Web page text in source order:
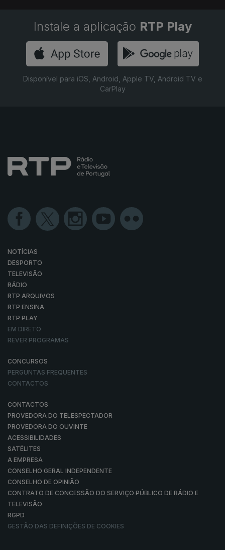
Instale a aplicação RTP Play
Disponível para iOS, Android, Apple TV, Android TV e
CarPlay
NOTÍCIAS
DESPORTO
TELEVISÃO
RÁDIO
RTP ARQUIVOS
RTP ENSINA
RTP PLAY
EM DIRETO
REVER PROGRAMAS
CONCURSOS
PERGUNTAS FREQUENTES
CONTACTOS
CONTACTOS
PROVEDORA DO TELESPECTADOR
PROVEDORA DO OUVINTE
ACESSIBILIDADES
SATÉLITES
A EMPRESA
CONSELHO GERAL INDEPENDENTE
CONSELHO DE OPINIÃO
CONTRATO DE CONCESSÃO DO SERVIÇO PÚBLICO DE RÁDIO E
TELEVISÃO
RGPD
GESTÃO DAS DEFINIÇÕES DE COOKIES